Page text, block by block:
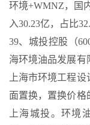
环境+WMNZ，国
入30.23亿，占比
39、城投控股（
海环境油品发展有
上海市环境工程
面置换，置换价格
上海城投。环境